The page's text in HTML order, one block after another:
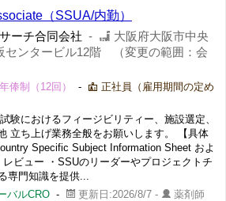
（SSUA/内勤）
ーチ合同会社 -
大阪府大阪市中央
センタービル12階 （変更の範囲：会
俸制（12回） -
正社員（雇用期間の定め
験におけるフィージビリティー、施設選定、
立ち上げ業務全般をお願いします。 【具体
Specific Subject Information Sheet およ
ビュー ・SSUのリーダーやプロジェクトチ
専門知識を提供...
バルCRO - 更新日:2026/8/7 -
薬剤師